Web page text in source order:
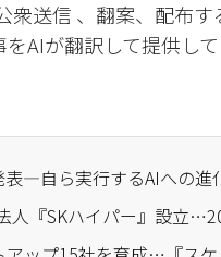
送信 、翻案、配布す
AIが翻訳して提供して
表—自ら実行するAIへの進
人『SKハイパー』設立